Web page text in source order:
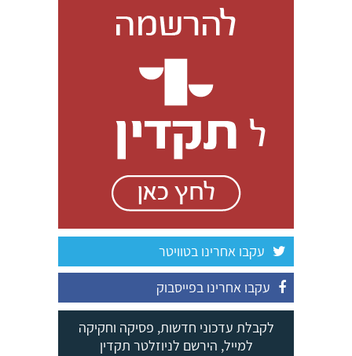
עקבו אחרינו בטוויטר
עקבו אחרינו בפייסבוק
לקבלת עדכוני חדשות, פסיקה וחקיקה
למייל, הירשם לניוזלטר תקדין